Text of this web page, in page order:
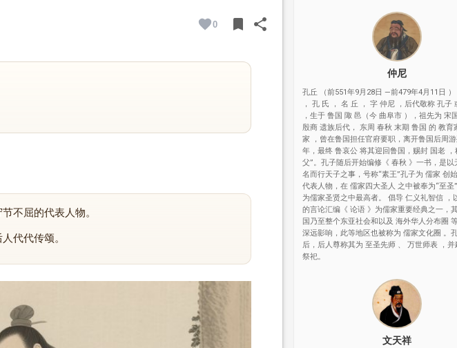
0 bookmarkBOOKMARK
shareSHARE
不屈的代表人物。
代代传颂。
仲尼
孔丘 （前551年9月28日 —前479年4月11日
， 孔 氏 ， 名 丘 ， 字 仲尼 ，后代敬称 孔子
，生于 鲁国 陬 邑（今 曲阜市 ），祖先为 宋
殷商 遗族后代， 东周 春秋 末期 鲁国 的 教育
家 ，曾在鲁国担任官府要职，离开鲁国后周
年，最终 鲁哀公 将其迎回鲁国，赐封 国老 ，
父”。孔子随后开始编修《 春秋 》一书，是以
名而行天子之事，号称“素王”孔子为 儒家 创
代表人物，在 儒家四大圣人 之中被奉为“至圣
为儒家圣贤之中最高者。 倡导 仁义礼智信 ，
的言论汇编《 论语 》为儒家重要经典之一，
国乃至整个东亚社会和以及 海外华人分布圈
深远影响，此等地区也被称为 儒家文化圈 。
后，后人尊称其为 至圣先师 、 万世师表 ，并
祭祀。
文天祥